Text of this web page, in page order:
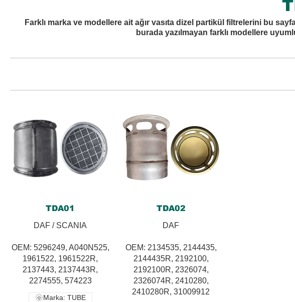
Farklı marka ve modellere ait ağır vasıta dizel partikül filtrelerini bu
burada yazılmayan farklı modellere
TDA01
DAF / SCANIA
OEM: 5296249, A040N525,
1961522, 1961522R,
2137443, 2137443R,
2274555, 574223
Marka: TUBE
TDA02
DAF
OEM: 2134535, 2144435,
2144435R, 2192100,
2192100R, 2326074,
2326074R, 2410280,
2410280R, 31009912